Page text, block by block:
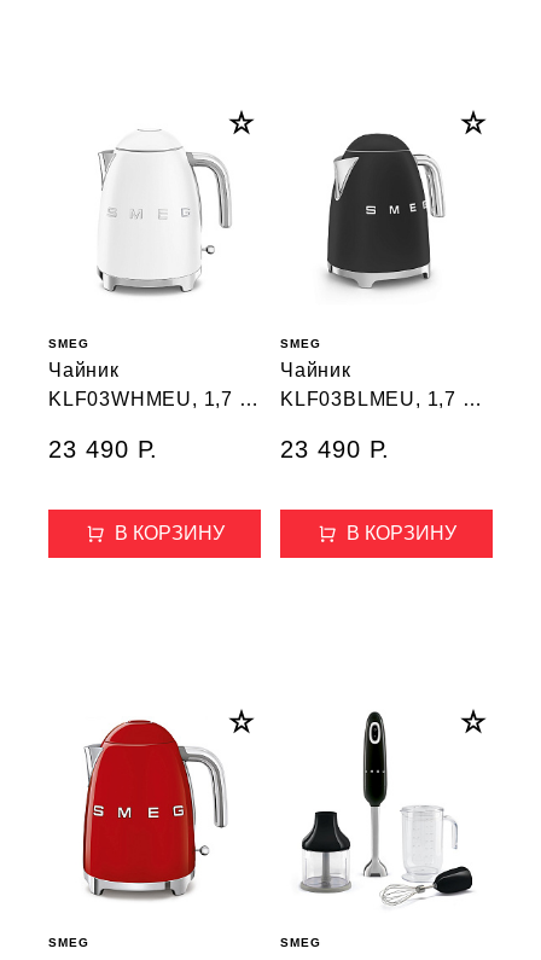
SMEG
Чайник
KLF03WHMEU, 1,7 л,
23 490 Р.
В КОРЗИНУ
SMEG
Чайник
KLF03BLMEU, 1,7 л,
23 490 Р.
В КОРЗИНУ
SMEG SMEG